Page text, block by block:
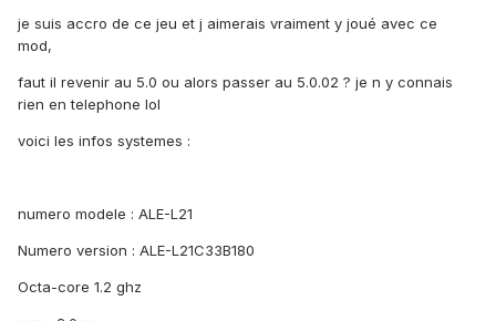
je suis accro de ce jeu et j aimerais vraiment y joué avec ce
mod,
faut il revenir au 5.0 ou alors passer au 5.0.02 ? je n y connais
rien en telephone lol
voici les infos systemes :
numero modele : ALE-L21
Numero version : ALE-L21C33B180
Octa-core 1.2 ghz